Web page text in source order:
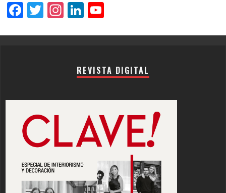
Facebook
Twitter
Instagram
LinkedIn
REVISTA DIGITAL